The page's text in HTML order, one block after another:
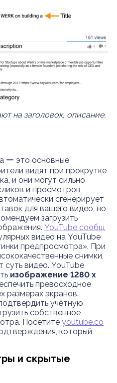
на заголовок, описание,
ー это основные
видят при прокрутке
и они могут сильно
и просмотров
сгенерирует
для вашего видео, но
загрузить
YouTube сообщ
видео на YouTube
предпросмотра». При
снимки,
видео. YouTube
изображение 1280 x
превосходное
размерах экранов.
учётную
собственное
Посетите youtube.co
который
и скрытые